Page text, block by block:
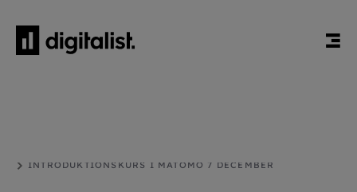
INTRODUKTIONSKURS I MATOMO 7 DECEMBER